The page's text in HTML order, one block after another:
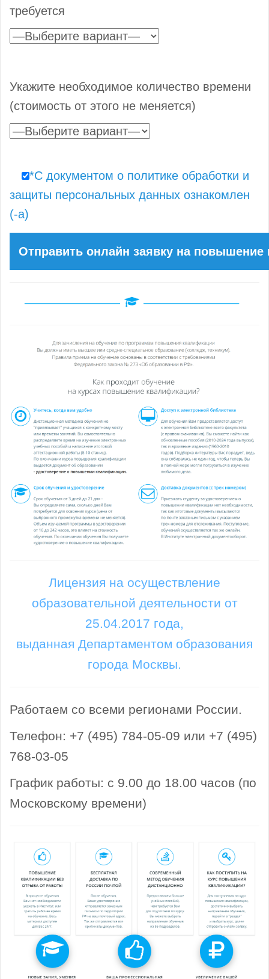
требуется
Укажите необходимое количество времени
(стоимость от этого не меняется)
*С документом о политике обработки и
защиты персональных данных ознакомлен
(-а)
Лицензия на осуществление
образовательной деятельности от
25.04.2017 года,
выданная Департаментом образования
города Москвы.
Работаем со всеми регионами России.
Телефон: +7 (495) 784-05-09 или +7 (495)
768-03-05
График работы: с 9.00 до 18.00 часов (по
Московскому времени)